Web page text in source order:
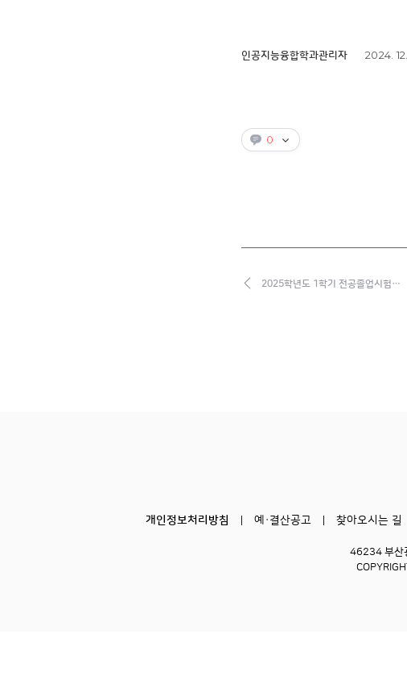
인공지능융합학과관리자 2024.
0
2025학년도 1학기 전공졸업시험…
개인정보처리방침 예·결산공고 찾아오시는 길
46234 부산